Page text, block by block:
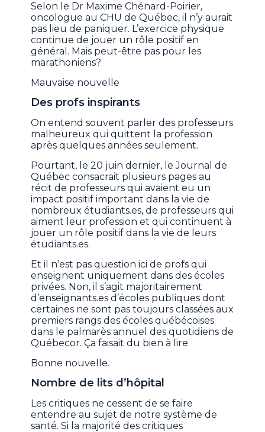
Selon le Dr Maxime Chénard-Poirier,
oncologue au CHU de Québec, il n’y aurait
pas lieu de paniquer. L’exercice physique
continue de jouer un rôle positif en
général. Mais peut-être pas pour les
marathoniens?
Mauvaise nouvelle
Des profs inspirants
On entend souvent parler des professeurs
malheureux qui quittent la profession
après quelques années seulement.
Pourtant, le 20 juin dernier, le Journal de
Québec consacrait plusieurs pages au
récit de professeurs qui avaient eu un
impact positif important dans la vie de
nombreux étudiants.es, de professeurs qui
aiment leur profession et qui continuent à
jouer un rôle positif dans la vie de leurs
étudiants.es.
Et il n’est pas question ici de profs qui
enseignent uniquement dans des écoles
privées. Non, il s’agit majoritairement
d’enseignants.es d’écoles publiques dont
certaines ne sont pas toujours classées aux
premiers rangs des écoles québécoises
dans le palmarès annuel des quotidiens de
Québecor. Ça faisait du bien à lire
Bonne nouvelle.
Nombre de lits d’hôpital
Les critiques ne cessent de se faire
entendre au sujet de notre système de
santé. Si la majorité des critiques